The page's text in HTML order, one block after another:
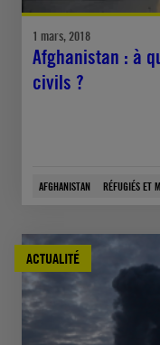
1 mars, 2018
Afghanistan : à
civils ?
AFGHANISTAN RÉFUGIÉS ET
ACTUALITÉ